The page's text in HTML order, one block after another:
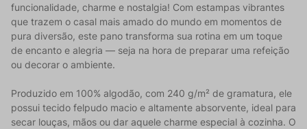
funcionalidade, charme e nostalgia! Com estampas vibrantes
que trazem o casal mais amado do mundo em momentos de
pura diversão, este pano transforma sua rotina em um toque
de encanto e alegria — seja na hora de preparar uma refeição
ou decorar o ambiente.
Produzido em 100% algodão, com 240 g/m² de gramatura, ele
possui tecido felpudo macio e altamente absorvente, ideal para
secar louças, mãos ou dar aquele charme especial à cozinha. O